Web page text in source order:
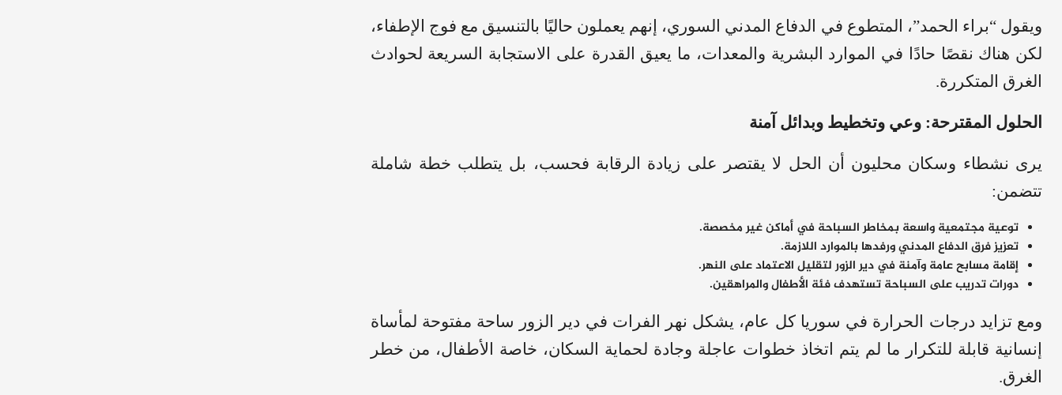
ويقول “براء الحمد”، المتطوع في الدفاع المدني السوري، إنهم يعملون حاليًا بالتنسيق مع فوج الإطفاء،
لكن هناك نقصًا حادًا في الموارد البشرية والمعدات، ما يعيق القدرة على الاستجابة السريعة لحوادث
الغرق المتكررة.
الحلول المقترحة: وعي وتخطيط وبدائل آمنة
يرى نشطاء وسكان محليون أن الحل لا يقتصر على زيادة الرقابة فحسب، بل يتطلب خطة شاملة
تتضمن:
توعية مجتمعية واسعة بمخاطر السباحة في أماكن غير مخصصة.
تعزيز فرق الدفاع المدني ورفدها بالموارد اللازمة.
إقامة مسابح عامة وآمنة في دير الزور لتقليل الاعتماد على النهر.
دورات تدريب على السباحة تستهدف فئة الأطفال والمراهقين.
ومع تزايد درجات الحرارة في سوريا كل عام، يشكل نهر الفرات في دير الزور ساحة مفتوحة لمأساة
إنسانية قابلة للتكرار ما لم يتم اتخاذ خطوات عاجلة وجادة لحماية السكان، خاصة الأطفال، من خطر
الغرق.